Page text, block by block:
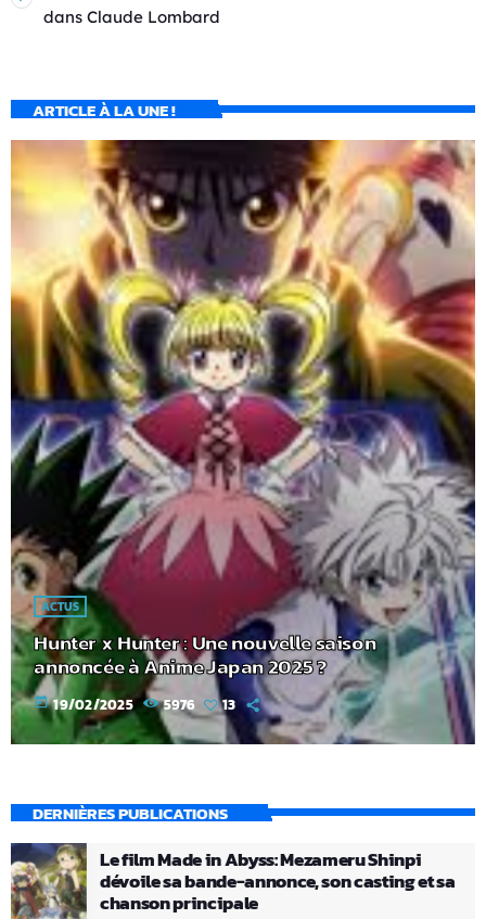
dans Claude Lombard
ARTICLE À LA UNE !
ACTUS
Hunter x Hunter : Une nouvelle saison
annoncée à Anime Japan 2025 ?
today 19/02/2025 5976 13
DERNIÈRES PUBLICATIONS
Le film Made in Abyss: Mezameru Shinpi
dévoile sa bande-annonce, son casting et sa
chanson principale